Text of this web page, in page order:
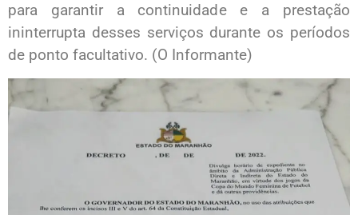
para garantir a continuidade e a prestação
ininterrupta desses serviços durante os períodos
de ponto facultativo. (O Informante)